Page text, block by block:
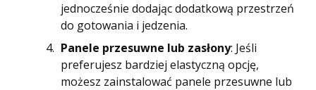
jednocześnie dodając dodatkową przestrzeń
do gotowania i jedzenia.
Panele przesuwne lub zasłony: Jeśli
preferujesz bardziej elastyczną opcję,
możesz zainstalować panele przesuwne lub